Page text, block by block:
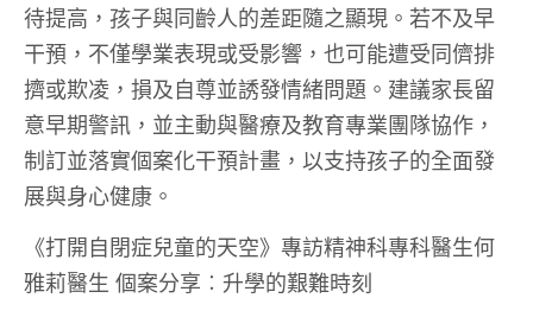
待提高，孩子與同齡人的差距隨之顯現。若不及早
干預，不僅學業表現或受影響，也可能遭受同儕排
擠或欺凌，損及自尊並誘發情緒問題。建議家長留
意早期警訊，並主動與醫療及教育專業團隊協作，
制訂並落實個案化干預計畫，以支持孩子的全面發
展與身心健康。
《打開自閉症兒童的天空》專訪精神科專科醫生何
雅莉醫生 個案分享︰升學的艱難時刻